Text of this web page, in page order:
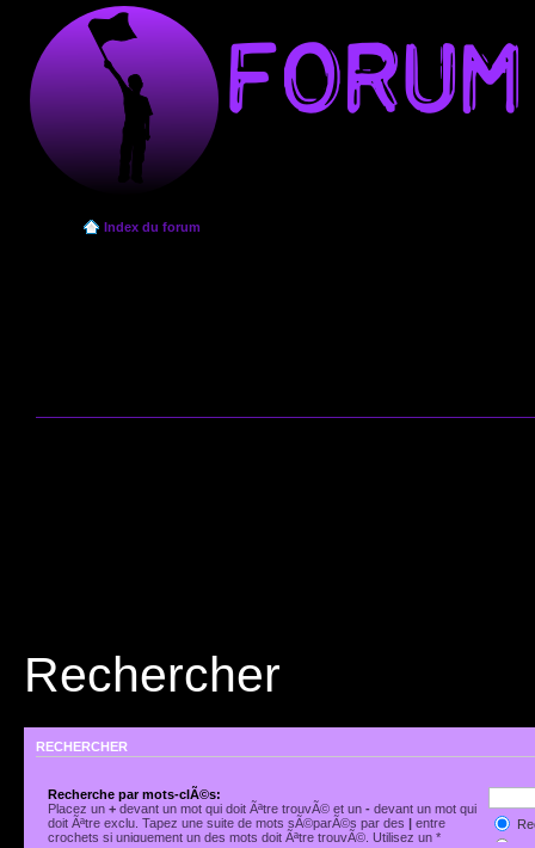
Index du forum
Rechercher
RECHERCHER
Recherche par mots-clÃ©s:
Placez un+ devant un mot qui doit Ãªtre trouvÃ© et un- devant un mot qui
doit Ãªtre exclu. Tapez une suite de mots sÃ©parÃ©s par des| entre
crochets si uniquement un des mots doit Ãªtre trouvÃ©. Utilisez un *